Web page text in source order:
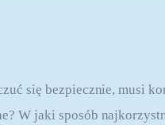
się bezpiecznie, musi
W jaki sposób